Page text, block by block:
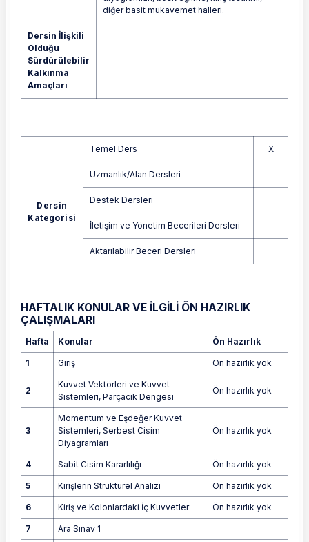
diğer basit mukavemet halleri.
Dersin İlişkili
Olduğu
Sürdürülebilir
Kalkınma
Amaçları
Dersin
Kategorisi
Temel Ders X
Uzmanlık/Alan Dersleri
Destek Dersleri
İletişim ve Yönetim Becerileri Dersleri
Aktarılabilir Beceri Dersleri
HAFTALIK KONULAR VE İLGİLİ ÖN HAZIRLIK
ÇALIŞMALARI
Hafta Konular Ön Hazırlık
1 Giriş Ön hazırlık yok
2
Kuvvet Vektörleri ve Kuvvet
Sistemleri, Parçacık Dengesi
Ön hazırlık yok
3
Momentum ve Eşdeğer Kuvvet
Sistemleri, Serbest Cisim
Diyagramları
Ön hazırlık yok
4 Sabit Cisim Kararlılığı Ön hazırlık yok
5 Kirişlerin Strüktürel Analizi Ön hazırlık yok
6 Kiriş ve Kolonlardaki İç Kuvvetler Ön hazırlık yok
7 Ara Sınav 1